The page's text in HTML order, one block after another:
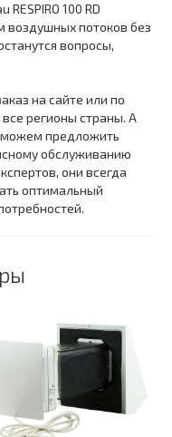
100 RD
воздушных потоков без
вопросы,
на сайте или по
регионы страны. А
можем предложить
обслуживанию
они всегда
оптимальный